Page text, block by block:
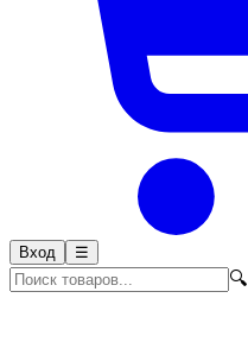
Вход ☰
🔍